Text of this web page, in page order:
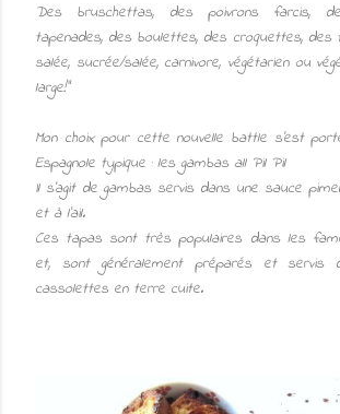
Des bruschettas, des poivrons farcis,
tapenades, des boulettes, des croquettes, des
salée, sucrée/salée, carnivore, végétarien ou
large!"
Mon choix pour cette nouvelle battle s'est
Espagnole typique : les gambas all Pil Pil
Il s'agit de gambas servis dans une sauce
et à l'ail.
Ces tapas sont très populaires dans les
et, sont généralement préparés et servis
cassolettes en terre cuite.